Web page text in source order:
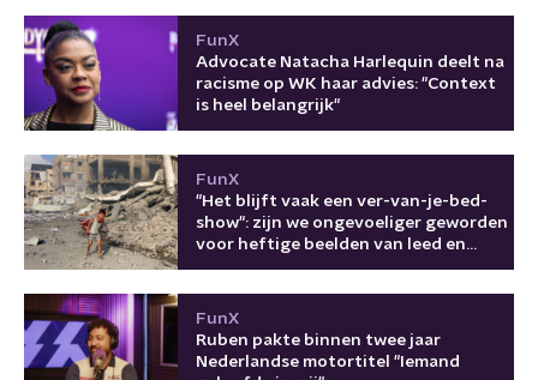
FunX
Advocate Natacha Harlequin deelt na
racisme op WK haar advies: "Context
is heel belangrijk"
FunX
"Het blijft vaak een ver-van-je-bed-
show": zijn we ongevoeliger geworden
voor heftige beelden van leed en
FunX
Ruben pakte binnen twee jaar
Nederlandse motortitel "Iemand